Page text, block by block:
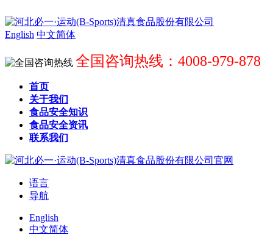
English 中文简体
全国咨询热线：4008-979-878
首页
关于我们
食品安全知识
食品安全资讯
联系我们
语言
导航
English
中文简体